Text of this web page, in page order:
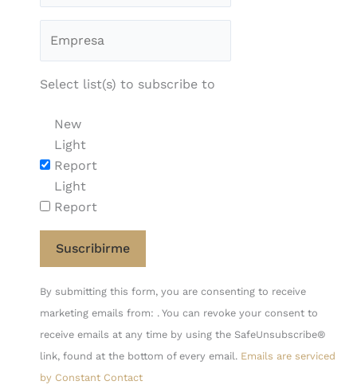
Select list(s) to subscribe to
New
Light
Report
Light
Report
Constant
Contact
Use.
Please
leave
By submitting this form, you are consenting to receive
marketing emails from: . You can revoke your consent to
receive emails at any time by using the SafeUnsubscribe®
link, found at the bottom of every email. Emails are serviced
by Constant Contact